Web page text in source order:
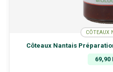
CÔTEAUX
Côteaux Nantais
69,90